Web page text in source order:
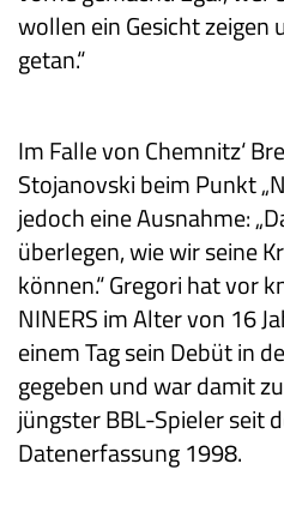
wollen ein Gesicht zeigen
getan.“
Im Falle von Chemnitz‘
Stojanovski beim Punkt
jedoch eine Ausnahme:
überlegen, wie wir seine
können.“ Gregori hat vor
NINERS im Alter von 16
einem Tag sein Debüt in
gegeben und war damit
jüngster BBL-Spieler seit
Datenerfassung 1998.